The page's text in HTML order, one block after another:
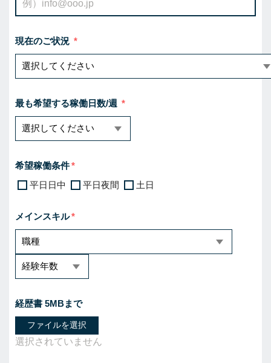
現在のご状況
最も希望する稼働日数/週
希望稼働条件
平日日中
平日夜間 土日
メインスキル
経歴書 5MBまで
ファイルを選択